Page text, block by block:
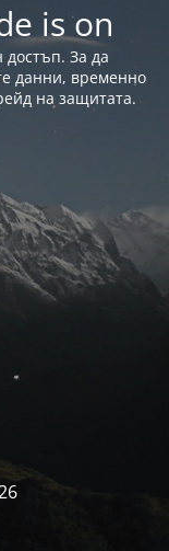
is on
достъп. За да
данни, временно
на защитата.